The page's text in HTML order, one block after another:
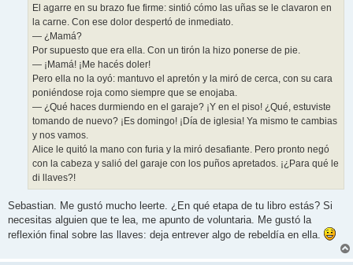
El agarre en su brazo fue firme: sintió cómo las uñas se le clavaron en
la carne. Con ese dolor despertó de inmediato.
— ¿Mamá?
Por supuesto que era ella. Con un tirón la hizo ponerse de pie.
— ¡Mamá! ¡Me hacés doler!
Pero ella no la oyó: mantuvo el apretón y la miró de cerca, con su cara
poniéndose roja como siempre que se enojaba.
— ¿Qué haces durmiendo en el garaje? ¡Y en el piso! ¿Qué, estuviste
tomando de nuevo? ¡Es domingo! ¡Día de iglesia! Ya mismo te cambias
y nos vamos.
Alice le quitó la mano con furia y la miró desafiante. Pero pronto negó
con la cabeza y salió del garaje con los puños apretados. ¡¿Para qué le
di llaves?!
Sebastian. Me gustó mucho leerte. ¿En qué etapa de tu libro estás? Si
necesitas alguien que te lea, me apunto de voluntaria. Me gustó la
reflexión final sobre las llaves: deja entrever algo de rebeldía en ella.